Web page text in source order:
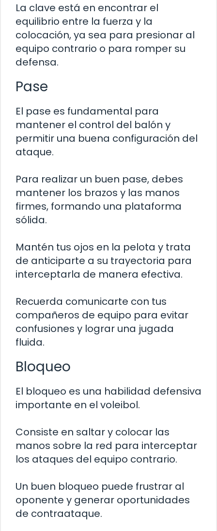
La clave está en encontrar el
equilibrio entre la fuerza y la
colocación, ya sea para presionar al
equipo contrario o para romper su
defensa.
Pase
El pase es fundamental para
mantener el control del balón y
permitir una buena configuración del
ataque.
Para realizar un buen pase, debes
mantener los brazos y las manos
firmes, formando una plataforma
sólida.
Mantén tus ojos en la pelota y trata
de anticiparte a su trayectoria para
interceptarla de manera efectiva.
Recuerda comunicarte con tus
compañeros de equipo para evitar
confusiones y lograr una jugada
fluida.
Bloqueo
El bloqueo es una habilidad defensiva
importante en el voleibol.
Consiste en saltar y colocar las
manos sobre la red para interceptar
los ataques del equipo contrario.
Un buen bloqueo puede frustrar al
oponente y generar oportunidades
de contraataque.